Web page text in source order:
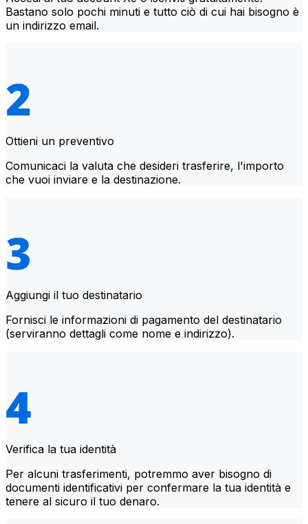
Bastano solo pochi minuti e tutto ciò di cui hai bisogno è
un indirizzo email.
Ottieni un preventivo
Comunicaci la valuta che desideri trasferire, l'importo
che vuoi inviare e la destinazione.
Aggiungi il tuo destinatario
Fornisci le informazioni di pagamento del destinatario
(serviranno dettagli come nome e indirizzo).
Verifica la tua identità
Per alcuni trasferimenti, potremmo aver bisogno di
documenti identificativi per confermare la tua identità e
tenere al sicuro il tuo denaro.